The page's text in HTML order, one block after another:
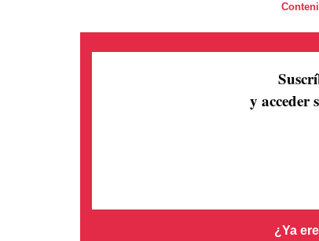
y acceder
¿Ya